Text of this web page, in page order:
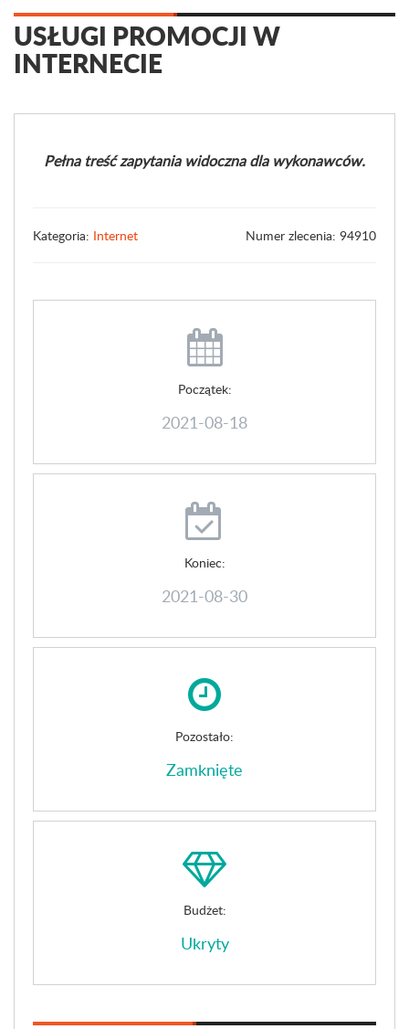
USŁUGI PROMOCJI W
INTERNECIE
Pełna treść zapytania widoczna dla wykonawców.
Kategoria: Internet Numer zlecenia: 94910
Początek:
2021-08-18
Koniec:
2021-08-30
Pozostało:
Zamknięte
Budżet:
Ukryty